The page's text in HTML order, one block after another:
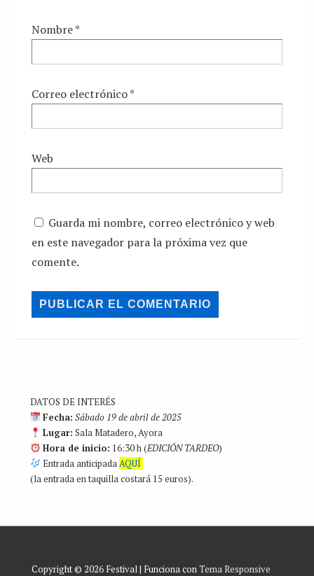
Nombre*
Correo electrónico*
Web
Guarda mi nombre, correo electrónico y web
en este navegador para la próxima vez que
comente.
DATOS DE INTERÉS
Fecha: Sábado 19 de abril de 2025
Lugar: Sala Matadero, Ayora
Hora de inicio: 16:30 h (EDICIÓN TARDEO)
Entrada anticipadaAQUÍ
(la entrada en taquilla costará 15 euros).
Copyright © 2026 Festival| Funciona conTema Responsive